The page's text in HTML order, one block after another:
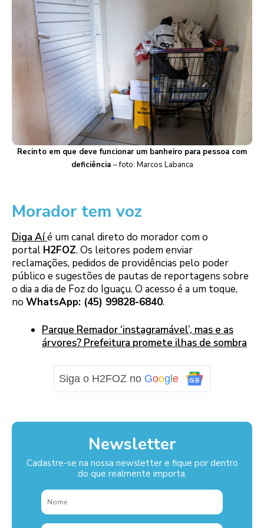
Recinto em que deve funcionar um banheiro para pessoa com
deficiência – foto: Marcos Labanca
Morador tem voz
Diga Aíé um canal direto do morador com o
portal H2FOZ. Os leitores podem enviar
reclamações, pedidos de providências pelo poder
público e sugestões de pautas de reportagens sobre
o dia a dia de Foz do Iguaçu. O acesso é a um toque,
no WhatsApp: (45) 99828-6840.
Parque Remador ‘instagramável’, mas e as
árvores? Prefeitura promete ilhas de sombra
Siga o H2FOZ no Google
Newsletter
Cadastre-se na nossa newsletter e fique por dentro
do que realmente importa.